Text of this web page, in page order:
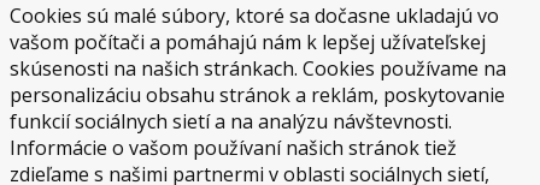
Cookies sú malé súbory, ktoré sa dočasne ukladajú vo
vašom počítači a pomáhajú nám k lepšej užívateľskej
skúsenosti na našich stránkach. Cookies používame na
personalizáciu obsahu stránok a reklám, poskytovanie
funkcií sociálnych sietí a na analýzu návštevnosti.
Informácie o vašom používaní našich stránok tiež
zdieľame s našimi partnermi v oblasti sociálnych sietí,